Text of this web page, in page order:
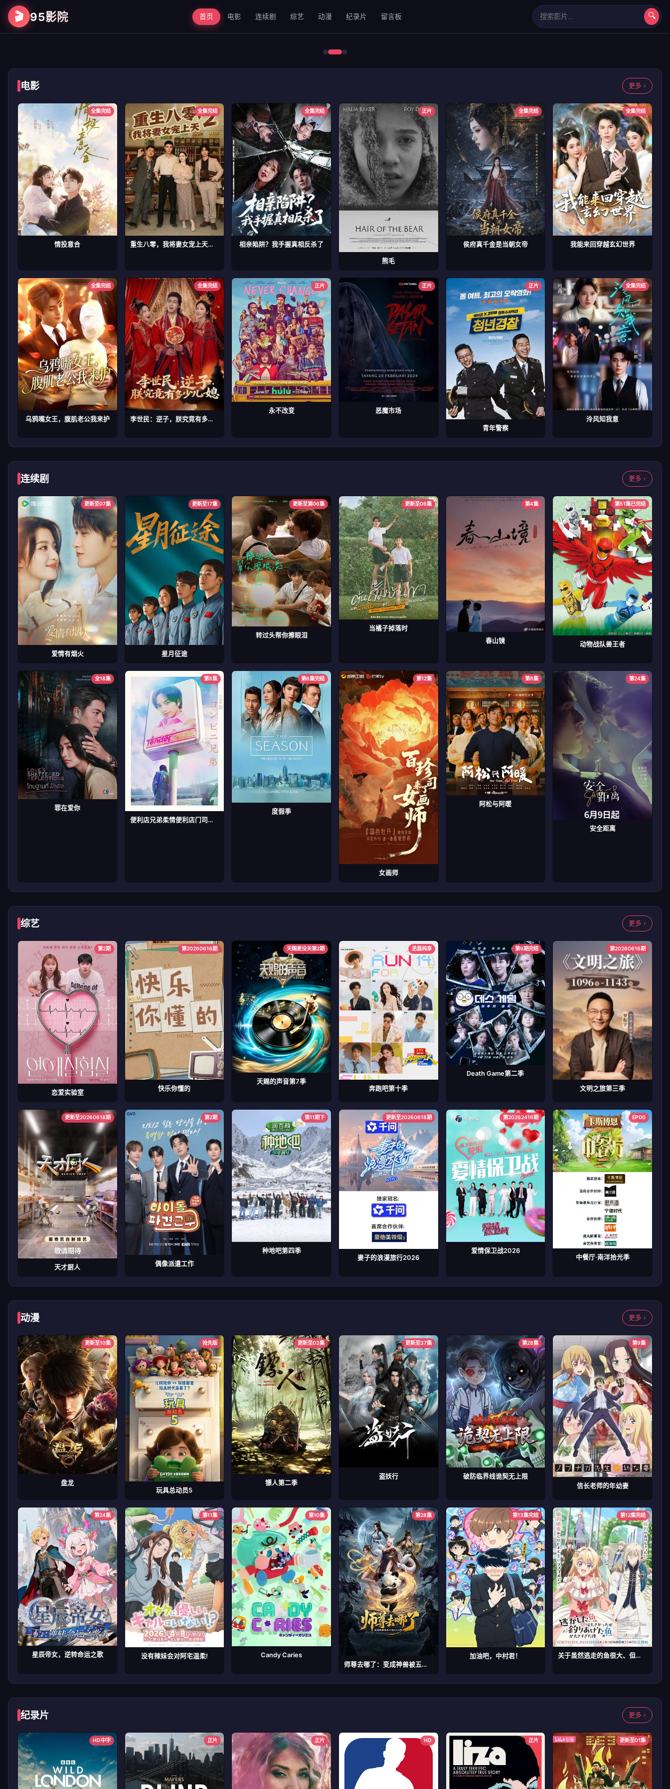
🎬 95影院 首页 电影 连续剧 综艺 动漫 纪录片 留言板 🔍
第二次初见
电影 更多 ›
全集完结
情投意合
全集完结
重生八零，我将妻女宠上天第二部
全集完结
相亲陷阱？我手握真相反杀了
正片
熊毛
全集完结
侯府真千金是当朝女帝
全集完结
我能来回穿越玄幻世界
全集完结
乌鸦嘴女王，腹肌老公我来护
全集完结
李世民：逆子，朕究竟有多少儿媳
正片
永不改变
正片
恶魔市场
正片
青年警察
全集完结
泠风知我意
连续剧 更多 ›
更新至07集
爱情有烟火
更新至17集
星月征途
更新至第06集
转过头帮你擦眼泪
更新至06集
当橘子掉落时
第4集
春山镜
第51集已完结
动物战队兽王者
全18集
罪在爱你
第8集
便利店兄弟柔情便利店门司港小金村门市
第6集完结
度假季
第12集
女画师
第8集
阿松与阿暖
第24集
安全距离
综艺 更多 ›
第2期
恋爱实验室
第20260616期
快乐你懂的
天赐麦没关第2期
天赐的声音第7季
丞磊纯享
奔跑吧第十季
第9期完结
Death Game第二季
第20260616期
文明之旅第三季
更新至20260618期
天才厨人
第2期
偶像派遣工作
第11期下
种地吧第四季
更新至20260618期
妻子的浪漫旅行2026
第20262416期
爱情保卫战2026
EP00
中餐厅·南洋拾光季
动漫 更多 ›
更新至10集
盘龙
抢先版
玩具总动员5
更新至03集
镖人第二季
更新至37集
盗妖行
第28集
破防临界线诡契无上限
第9集
信长老师的年幼妻
第24集
星辰帝女，逆转命运之歌
第11集
没有辣妹会对阿宅温柔!
第10集
Candy Caries
第28集
师尊去哪了：变成神兽被五个徒儿rua秃
第13集完结
加油吧，中村君！
第12集完结
关于虽然逃走的鱼很大、但钓上来的鱼却太大了这件事
纪录片 更多 ›
HD中字 正片 正片 HD 正片 更新至01集